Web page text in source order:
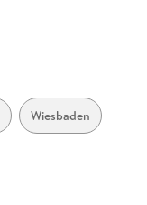
Wiesbaden